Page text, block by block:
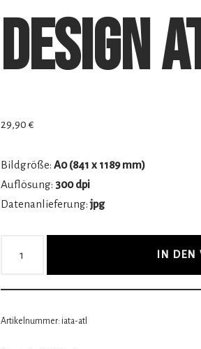
Design
29,90€
Bildgröße:A0 (841 x 1189 mm)
Auflösung: 300 dpi
Datenanlieferung:jpg
IN DEN
Artikelnummer: iata-atl